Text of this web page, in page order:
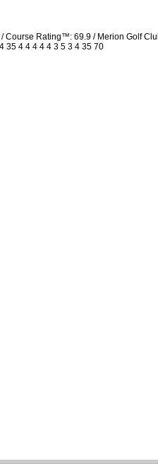
/ Course Rating™: 69.9 / Merion Golf
35 4 4 4 4 4 3 5 3 4 35 70